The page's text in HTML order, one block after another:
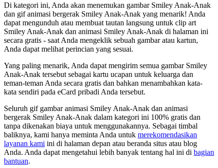
Di kategori ini, Anda akan menemukan gambar Smiley Anak-Anak
dan gif animasi bergerak Smiley Anak-Anak yang menarik! Anda
dapat mengunduh atau membuat tautan langsung untuk clip art
Smiley Anak-Anak dan animasi Smiley Anak-Anak di halaman ini
secara gratis - saat Anda mengeklik sebuah gambar atau kartun,
Anda dapat melihat perincian yang sesuai.
Yang paling menarik, Anda dapat mengirim semua gambar Smiley
Anak-Anak tersebut sebagai kartu ucapan untuk keluarga dan
teman-teman Anda secara gratis dan bahkan menambahkan kata-
kata sendiri pada eCard pribadi Anda tersebut.
Seluruh gif gambar animasi Smiley Anak-Anak dan animasi
bergerak Smiley Anak-Anak dalam kategori ini 100% gratis dan
tanpa dikenakan biaya untuk menggunakannya. Sebagai timbal
baliknya, kami hanya meminta Anda untuk merekomendasikan
layanan kami ini di halaman depan atau beranda situs atau blog
Anda. Anda dapat mengetahui lebih banyak tentang hal ini di bagian
bantuan.